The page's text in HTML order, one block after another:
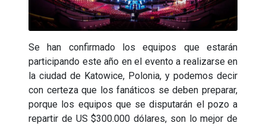
Se han confirmado los equipos que estarán
participando este año en el evento a realizarse en
la ciudad de Katowice, Polonia, y podemos decir
con certeza que los fanáticos se deben preparar,
porque los equipos que se disputarán el pozo a
repartir de US $300.000 dólares, son lo mejor de